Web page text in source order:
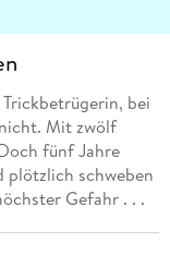
bei
Mit zwölf
fünf Jahre
plötzlich schweben
Gefahr . . .